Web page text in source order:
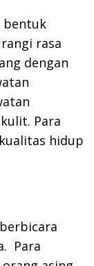
bentuk
rasa
dengan
Para
hidup
Para